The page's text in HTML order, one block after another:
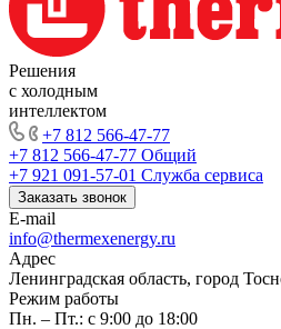
Решения
с холодным
интеллектом
+7 812 566-47-77
+7 812 566-47-77 Общий
+7 921 091-57-01 Служба сервиса
Заказать звонок
E-mail
info@thermexenergy.ru
Адрес
Ленинградская область, город
Режим работы
Пн. – Пт.: с 9:00 до 18:00